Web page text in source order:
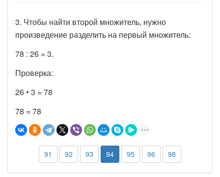
3. Чтобы найти второй множитель, нужно
произведение разделить на первый множитель:
78 : 26 = 3.
Проверка:
26 • 3 = 78
78 = 78
91 92 93 94 95 96 98